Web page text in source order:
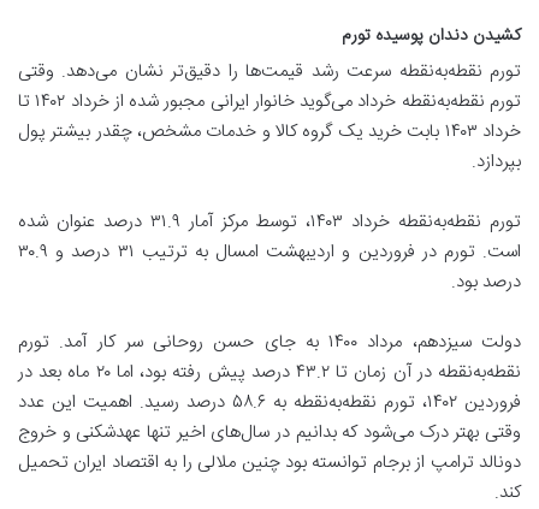
کشیدن دندان پوسیده تورم
تورم نقطه‌به‌نقطه سرعت رشد قیمت‌ها را دقیق‌تر نشان می‌دهد. وقتی
تورم نقطه‌به‌نقطه خرداد می‌گوید خانوار ایرانی مجبور شده از خرداد ۱۴۰۲ تا
خرداد ۱۴۰۳ بابت خرید یک گروه کالا و خدمات مشخص، چقدر بیشتر پول
بپردازد.
تورم نقطه‌به‌نقطه خرداد ۱۴۰۳، توسط مرکز آمار ۳۱.۹ درصد عنوان شده
است. تورم در فروردین و اردیبهشت امسال به ترتیب ۳۱ درصد و ۳۰.۹
درصد بود.
دولت سیزدهم، مرداد ۱۴۰۰ به جای حسن روحانی سر کار آمد. تورم
نقطه‌به‌نقطه در آن زمان تا ۴۳.۲ درصد پیش رفته بود، اما ۲۰ ماه بعد در
فروردین ۱۴۰۲، تورم نقطه‌به‌نقطه به ۵۸.۶ درصد رسید. اهمیت این عدد
وقتی بهتر درک می‌شود که بدانیم در سال‌های اخیر تنها عهدشکنی و خروج
دونالد ترامپ از برجام توانسته بود چنین ملالی را به اقتصاد ایران تحمیل
کند.